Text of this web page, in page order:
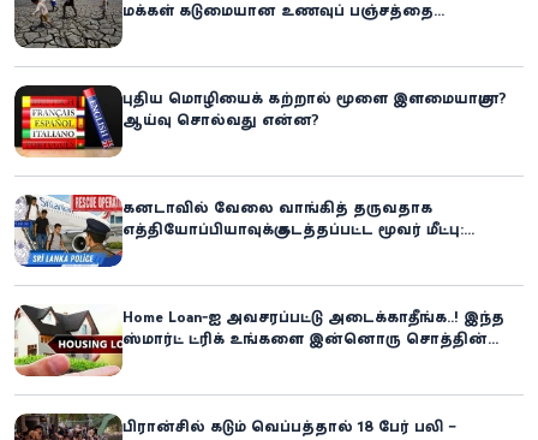
மக்கள் கடுமையான உணவுப் பஞ்சத்தை
புதிய மொழியைக் கற்றால் மூளை இளமையாகுமா?
ஆய்வு சொல்வது என்ன?
கனடாவில் வேலை வாங்கித் தருவதாக
எத்தியோப்பியாவுக்கு கடத்தப்பட்ட மூவர் மீட்பு:
Home Loan-ஐ அவசரப்பட்டு அடைக்காதீங்க..! இந்த
ஸ்மார்ட் ட்ரிக் உங்களை இன்னொரு சொத்தின்
பிரான்சில் கடும் வெப்பத்தால் 18 பேர் பலி –